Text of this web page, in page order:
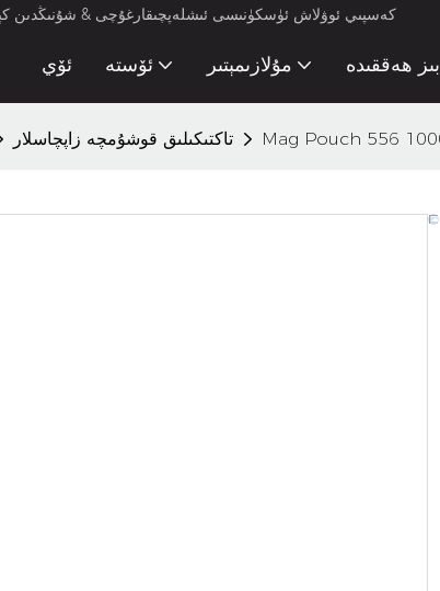
كەسپىي ئوۋلاش ئۈسكۈنىسى ئىشلەپچىقارغۇچى & شۇنىڭدىن كېيىن
ئۆي ئۆستە مۇلازىمېتىر بىز ھەققىدە
تاكتىكىلىق قوشۇمچە زاپچاسلار